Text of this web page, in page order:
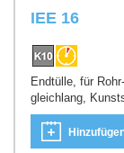
IEE 16
Endtülle, für
gleichlang,